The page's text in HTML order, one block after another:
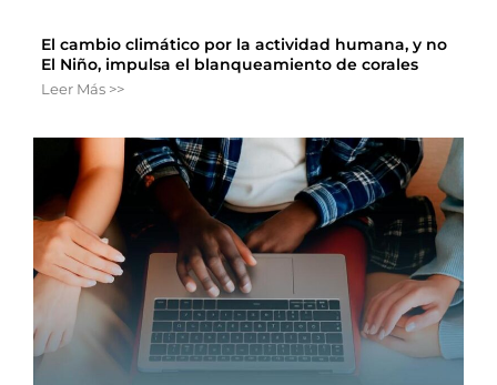
El cambio climático por la actividad humana, y no
El Niño, impulsa el blanqueamiento de corales
Leer Más >>